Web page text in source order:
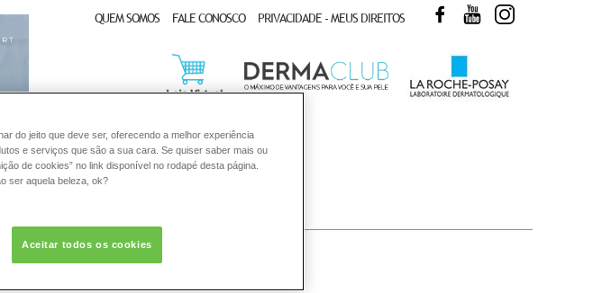
QUEM SOMOS FALE CONOSCO PRIVACIDADE - MEUS DIREITOS FACEBOOKYOUTUBE
DE PRODUTOS LA ROCHE-POSAY
do jeito que deve ser, oferecendo a melhor experiência
e serviços que são a sua cara. Se quiser saber mais ou
de cookies” no link disponível no rodapé desta página.
ser aquela beleza, ok?
Aceitar todos os cookies